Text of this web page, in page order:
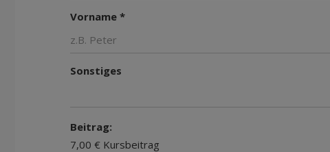
Vorname *
Sonstiges
Beitrag:
7,00 € Kursbeitrag